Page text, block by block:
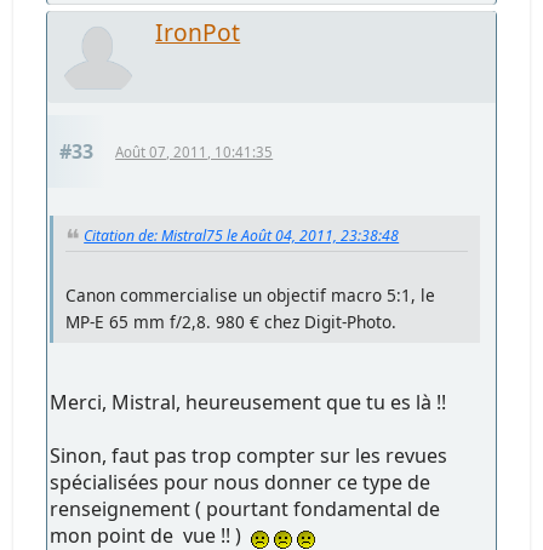
IronPot
#33 Août 07, 2011, 10:41:35
Citation de: Mistral75 le Août 04, 2011, 23:38:48
Canon commercialise un objectif macro 5:1, le
MP-E 65 mm f/2,8. 980 € chez Digit-Photo.
Merci, Mistral, heureusement que tu es là !!
Sinon, faut pas trop compter sur les revues
spécialisées pour nous donner ce type de
renseignement ( pourtant fondamental de
mon point de vue !! )